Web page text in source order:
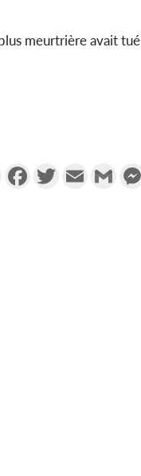
meurtrière avait
PartagerFacebookTwitterEmail Gmail